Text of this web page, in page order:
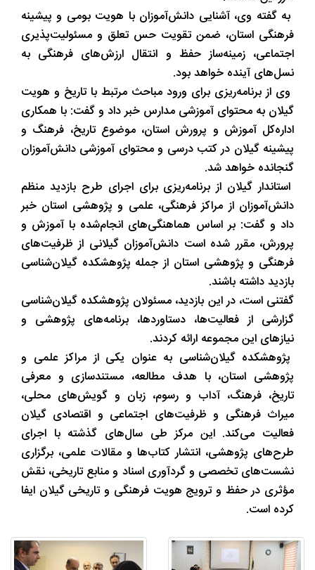
به گفته وی، آشنایی دانش‌آموزان با هویت بومی و پیشینه
فرهنگی استان، ضمن تقویت حس تعلق و مسئولیت‌پذیری
اجتماعی، زمینه‌ساز حفظ و انتقال ارزش‌های فرهنگی به
نسل‌های آینده خواهد بود.
وی از برنامه‌ریزی برای ورود مباحث مرتبط با تاریخ و هویت
گیلان به محتوای آموزشی مدارس خبر داد و گفت: با همکاری
اداره‌کل آموزش و پرورش استان، موضوع تاریخ، فرهنگ و
پیشینه گیلان در کتب درسی و محتوای آموزشی دانش‌آموزان
گنجانده خواهد شد.
استاندار گیلان از برنامه‌ریزی برای اجرای طرح بازدید منظم
دانش‌آموزان از مراکز فرهنگی، علمی و پژوهشی استان خبر
داد و گفت: بر اساس هماهنگی‌های انجام‌شده با آموزش و
پرورش، مقرر شده است دانش‌آموزان گیلانی از ظرفیت‌های
فرهنگی و پژوهشی استان از جمله پژوهشکده گیلان‌شناسی
بازدید داشته باشند.
گفتنی است، در این بازدید، مسئولان پژوهشکده گیلان‌شناسی
گزارشی از فعالیت‌ها، دستاوردها، برنامه‌های پژوهشی و
نیازهای این مجموعه ارائه کردند.
پژوهشکده گیلان‌شناسی به عنوان یکی از مراکز علمی و
پژوهشی استان، با هدف مطالعه، مستندسازی و معرفی
تاریخ، فرهنگ، آداب و رسوم، زبان و گویش‌های محلی،
میراث فرهنگی و ظرفیت‌های اجتماعی و اقتصادی گیلان
فعالیت می‌کند. این مرکز طی سال‌های گذشته با اجرای
طرح‌های پژوهشی، انتشار کتاب‌ها و مقالات علمی، برگزاری
نشست‌های تخصصی و گردآوری اسناد و منابع تاریخی، نقش
مؤثری در حفظ و ترویج هویت فرهنگی و تاریخی گیلان ایفا
کرده است.